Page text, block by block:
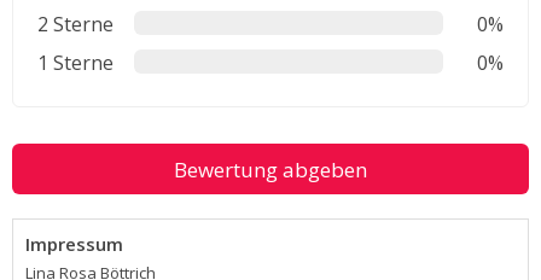
2 Sterne
0%
1 Sterne
0%
Bewertung abgeben
Impressum
Lina Rosa Böttrich